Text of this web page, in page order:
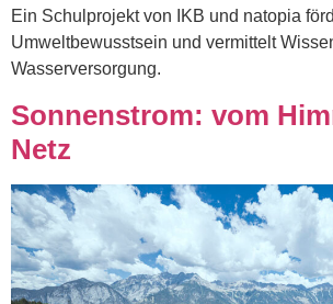
Ein Schulprojekt von IKB und natopia
Umweltbewusstsein und vermittelt
Wasserversorgung.
Sonnenstrom: vom
Netz